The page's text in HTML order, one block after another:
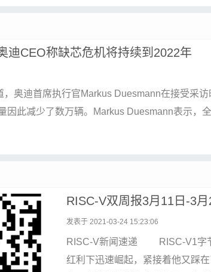
迪CEO称缺芯危机将持续到2022年
，奥迪首席执行官Markus Duesmann在接受采
因此减少了数万辆。Markus Duesmann表示，
RISC-V双周报3月11日-3月
发表于 2021-03-24 15:23:06
RISC-V新闻速递 RISC-V1字节
红利下迅速崛起，紧接着他又踩